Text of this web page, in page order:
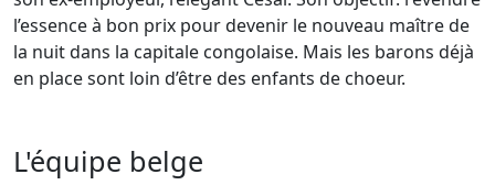
l’essence à bon prix pour devenir le nouveau maître de
la nuit dans la capitale congolaise. Mais les barons déjà
en place sont loin d’être des enfants de choeur.
L'équipe belge